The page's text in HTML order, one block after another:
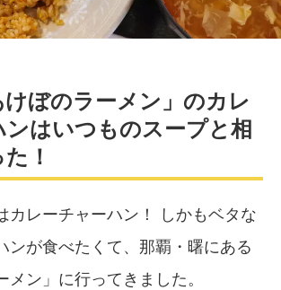
けぼのラーメン」のカレ
ンはいつものスープと相
！
カレーチャーハン！ しかもベタな
ンが食べたくて、那覇・曙にある
メン」に行ってきました。